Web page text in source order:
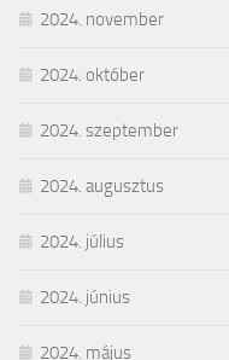
2024. november
2024. október
2024. szeptember
2024. augusztus
2024. július
2024. június
2024. május